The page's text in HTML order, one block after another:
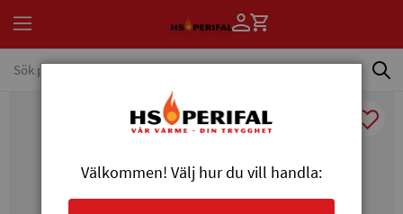
Välkommen! Välj hur du vill handla: